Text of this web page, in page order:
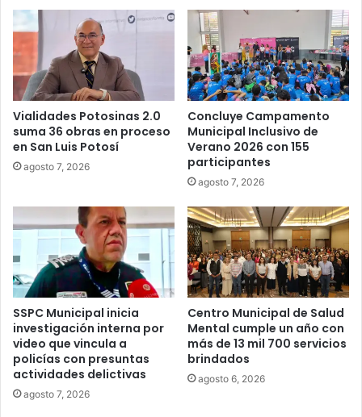
Vialidades Potosinas 2.0
suma 36 obras en proceso
en San Luis Potosí
agosto 7, 2026
Concluye Campamento
Municipal Inclusivo de
Verano 2026 con 155
participantes
agosto 7, 2026
SSPC Municipal inicia
investigación interna por
video que vincula a
policías con presuntas
actividades delictivas
agosto 7, 2026
Centro Municipal de Salud
Mental cumple un año con
más de 13 mil 700 servicios
brindados
agosto 6, 2026